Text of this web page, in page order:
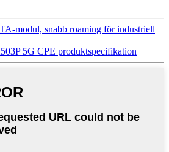
modul, snabb roaming för industriell
5G CPE produktspecifikation